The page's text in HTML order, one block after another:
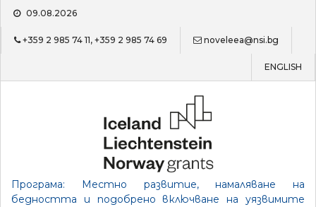
Skip
content
09.08.2026
+359 2 985 74 11, +359 2 985 74 69 noveleea@nsi.bg
ENGLISH
Програма: Местно развитие, намаляване на
бедността и подобрено включване на уязвимите